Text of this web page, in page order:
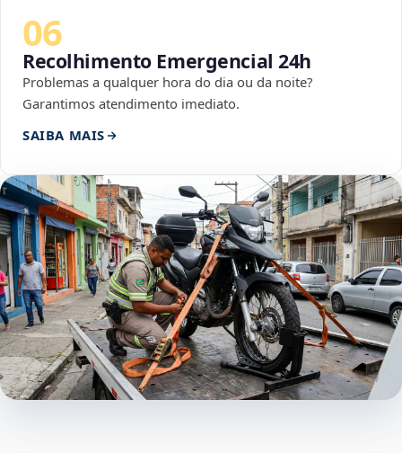
06
Recolhimento Emergencial 24h
Problemas a qualquer hora do dia ou da noite?
Garantimos atendimento imediato.
SAIBA MAIS